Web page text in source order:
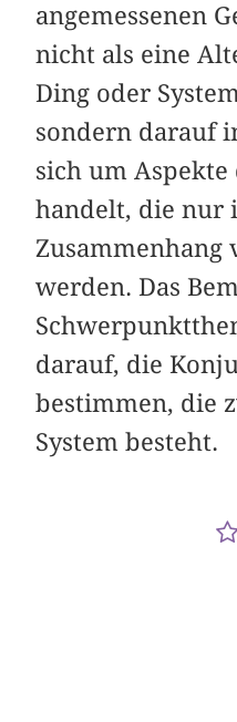
angemessenen
nicht als eine
Ding oder
sondern darauf
sich um Aspekte
handelt, die nur
Zusammenhang
werden. Das
darauf, die
bestimmen, die
System besteht.